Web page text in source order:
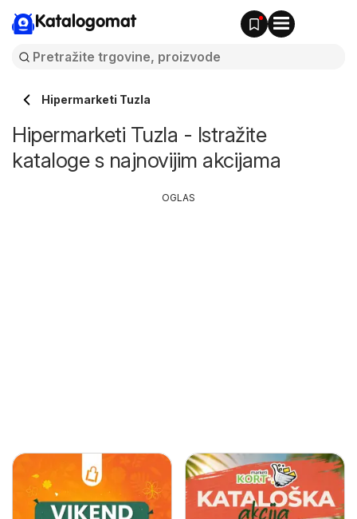
Katalogomat
Hipermarketi Tuzla
Hipermarketi Tuzla - Istražite
kataloge s najnovijim akcijama
OGLAS